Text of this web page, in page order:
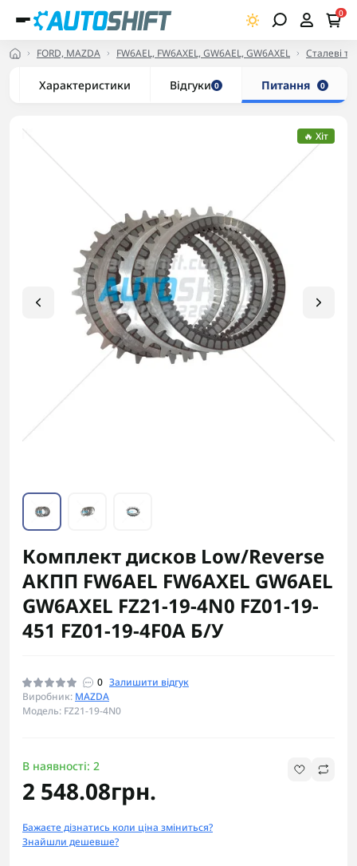
0
FORD, MAZDA FW6AEL, FW6AXEL, GW6AEL, GW6AXEL Сталеві та
Характеристики Відгуки 0 Питання 0
🔥 Хіт
Комплект дисков Low/Reverse
АКПП FW6AEL FW6AXEL GW6AEL
GW6AXEL FZ21-19-4N0 FZ01-19-
451 FZ01-19-4F0A Б/У
0 Залишити відгук
Виробник: MAZDA
Модель: FZ21-19-4N0
В наявності: 2
2 548.08грн.
Бажаєте дізнатись коли ціна зміниться?
Знайшли дешевше?